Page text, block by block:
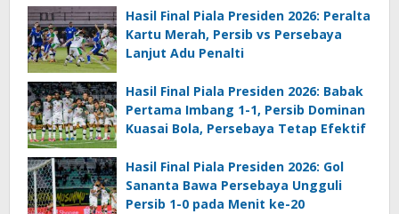
Hasil Final Piala Presiden 2026: Peralta
Kartu Merah, Persib vs Persebaya
Lanjut Adu Penalti
Hasil Final Piala Presiden 2026: Babak
Pertama Imbang 1-1, Persib Dominan
Kuasai Bola, Persebaya Tetap Efektif
Hasil Final Piala Presiden 2026: Gol
Sananta Bawa Persebaya Ungguli
Persib 1-0 pada Menit ke-20